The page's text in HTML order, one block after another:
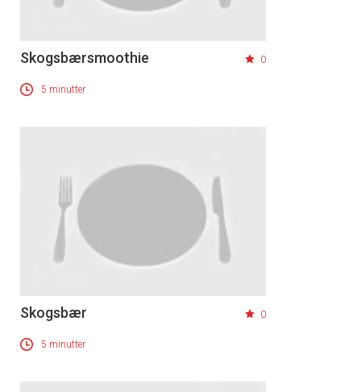
Skogsbærsmoothie 0
5 minutter
Skogsbær 0
5 minutter